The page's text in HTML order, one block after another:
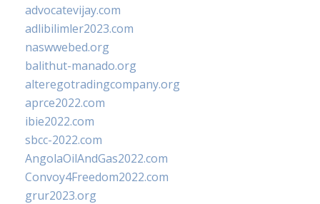
advocatevijay.com
adlibilimler2023.com
naswwebed.org
balithut-manado.org
alteregotradingcompany.org
aprce2022.com
ibie2022.com
sbcc-2022.com
AngolaOilAndGas2022.com
Convoy4Freedom2022.com
grur2023.org